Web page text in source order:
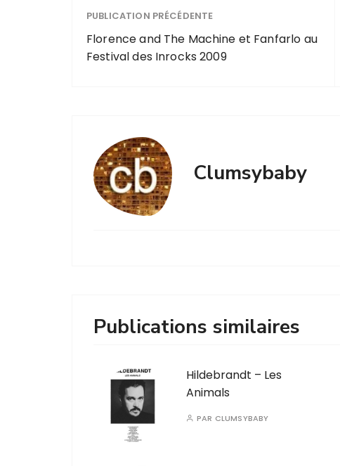
PUBLICATION PRÉCÉDENTE
Florence and The Machine et Fanfarlo au
Festival des Inrocks 2009
Clumsybaby
Publications similaires
Hildebrandt – Les
Animals
PAR CLUMSYBABY